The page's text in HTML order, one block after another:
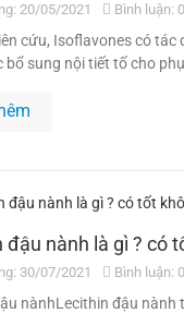
20/05/2021 Bình luận: 0
cứu, Isoflavones có
bổ sung nội tiết tố cho
đậu nành là gì ? có
30/07/2021 Bình luận: 0
nànhLecithin đậu